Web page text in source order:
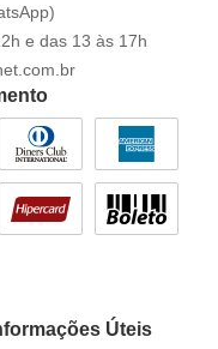
e das 13 às 17h
Úteis